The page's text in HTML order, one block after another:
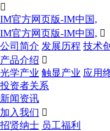

IM官方网页版-IM中国,
IM官方网页版-IM中国, 
公司简介 发展历程 技术
产品介绍 
光学产业 触显产业 应用
投资者关系
新闻资讯
加入我们 
招贤纳士 员工福利